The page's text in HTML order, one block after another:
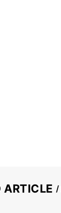
ARTICLE